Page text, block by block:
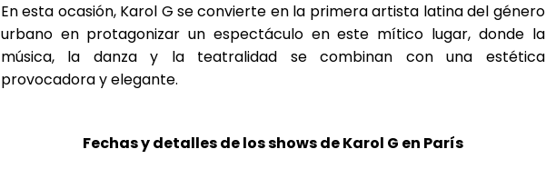
En esta ocasión, Karol G se convierte en la primera artista latina del género
urbano en protagonizar un espectáculo en este mítico lugar, donde la
música, la danza y la teatralidad se combinan con una estética
provocadora y elegante.
Fechas y detalles de los shows de Karol G en París